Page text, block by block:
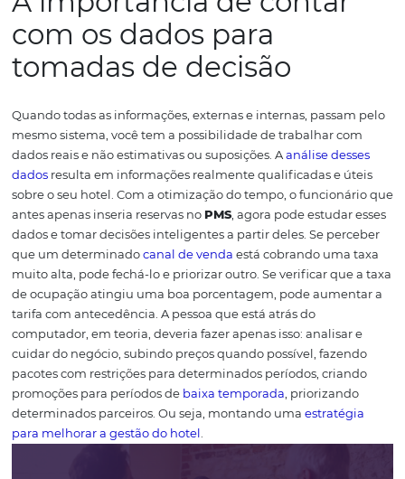
realizado online e de forma automatizada. Facilitando
colaborador e gerando economia para o hotel. O
valoriza a importância do conceito de
processos, principalmente para uma rotina acelerada
Confira os 4 benefícios de
automatizar os processos do
hotel
A importância de
com os dados para
tomadas de decisão
Quando todas as informações, externas e internas,
mesmo sistema, você tem a possibilidade de trabalhar